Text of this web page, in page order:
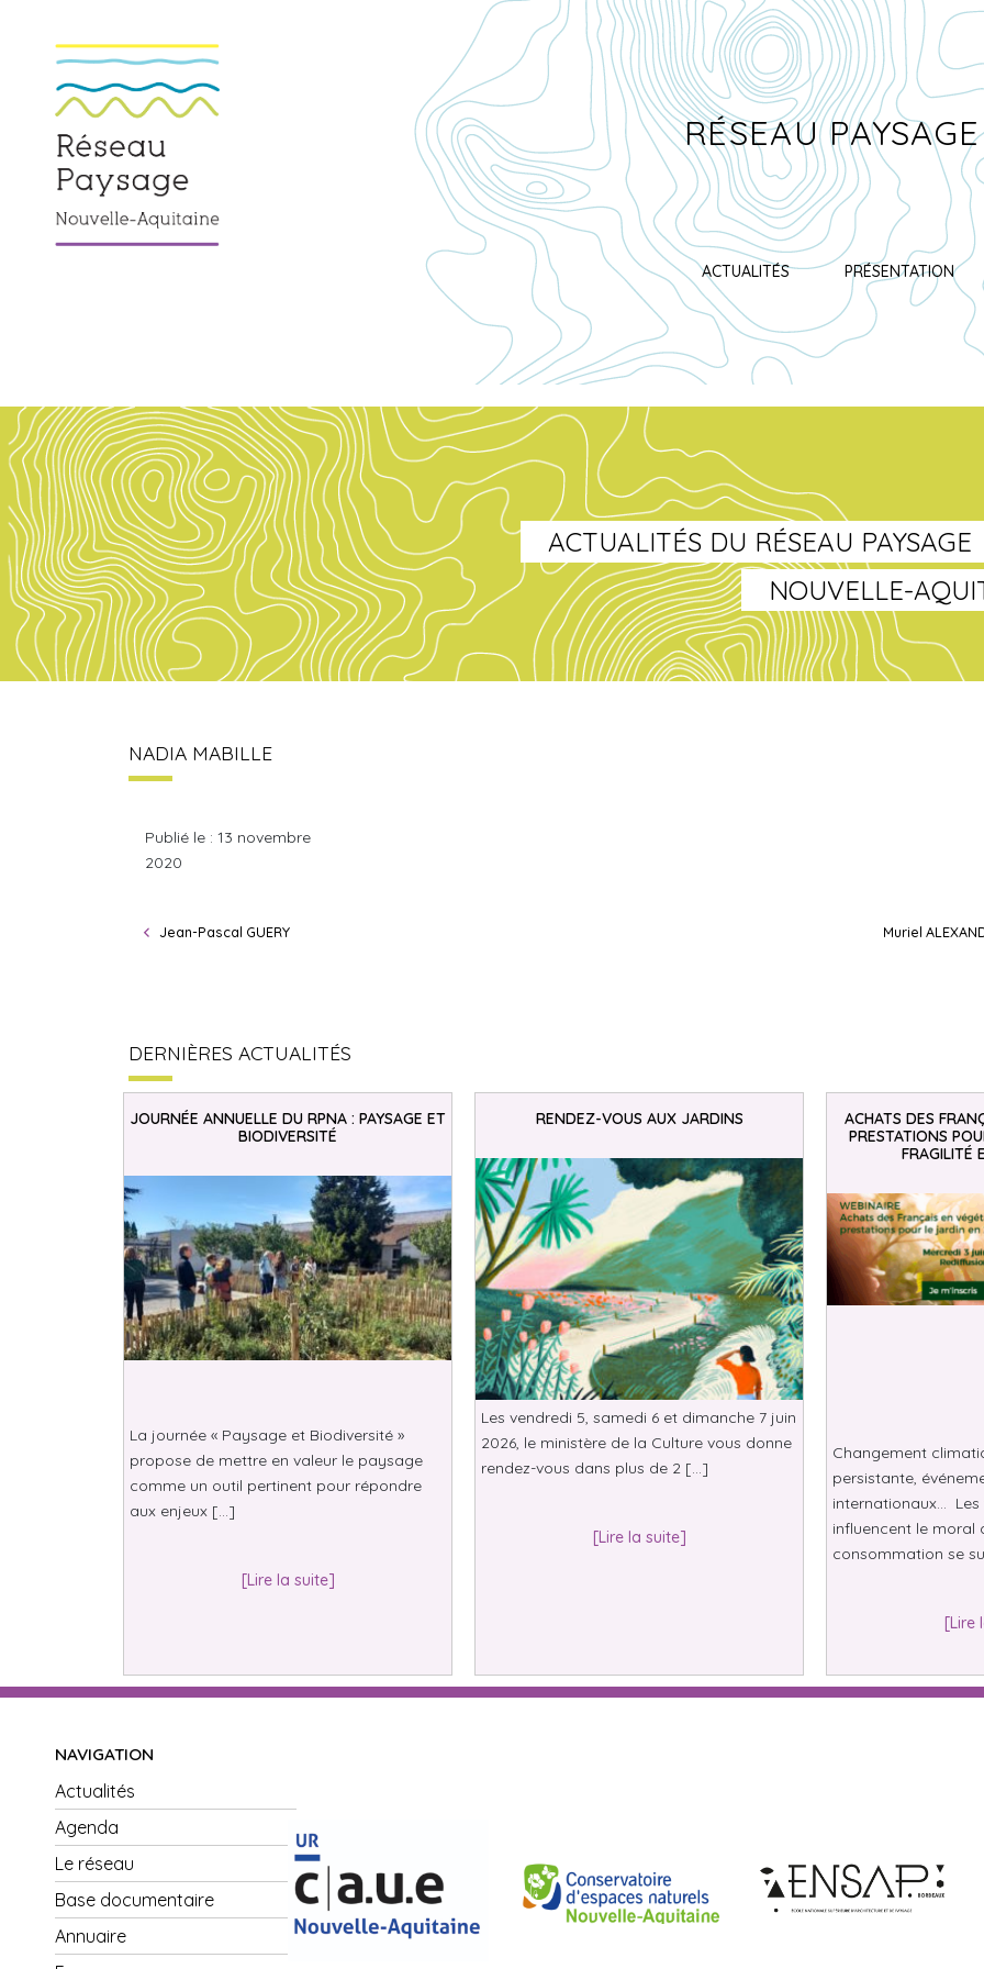
RÉSEAU
ACTUALITÉS PRÉSENTATION
ACTUALITÉS DU RÉSEAU PAYSAGE
NOUVELLE-
NADIA MABILLE
Publié le : 13 novembre
2020
Jean-Pascal GUERY Muriel
DERNIÈRES ACTUALITÉS
JOURNÉE ANNUELLE DU RPNA : PAYSAGE ET
BIODIVERSITÉ
La journée « Paysage et Biodiversité »
propose de mettre en valeur le paysage
comme un outil pertinent pour répondre
aux enjeux […]
[Lire la suite]
RENDEZ-VOUS AUX JARDINS
Les vendredi 5, samedi 6 et dimanche 7 juin
2026, le ministère de la Culture vous donne
rendez-vous dans plus de 2 […]
[Lire la suite]
ACHATS DES
PRESTATIONS
FRAGILITÉ
Changement
persistante,
internationaux…
influencent le moral
consommation se
[Lire
NAVIGATION
Actualités
Agenda
Le réseau
Base documentaire
Annuaire